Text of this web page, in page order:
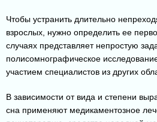
Чтобы устранить длительно
взрослых, нужно определить ее
случаях представляет непростую
полисомнографическое
участием специалистов из других
В зависимости от вида и степени
сна применяют медикаментозное